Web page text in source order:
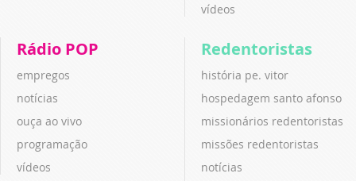
vídeos
Rádio POP
empregos
notícias
ouça ao vivo
programação
vídeos
Redentoristas
história pe. vitor
hospedagem santo afonso
missionários redentoristas
missões redentoristas
notícias